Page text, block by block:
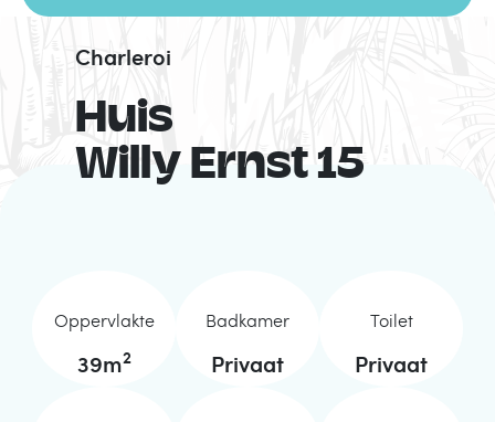
Huis
Willy Ernst 15
Charleroi
Oppervlakte
39m2
Badkamer
Privaat
Toilet
Privaat